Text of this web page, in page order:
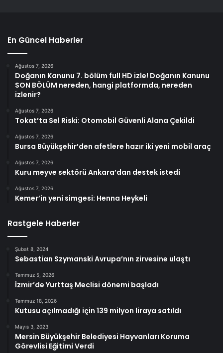
En Güncel Haberler
Ağustos 7, 2026
Doğanın Kanunu 7. bölüm full HD izle! Doğanın Kanunu
SON BÖLÜM nereden, hangi platformda, nereden
izlenir?
Ağustos 7, 2026
Tokat’ta Sel Riski: Otomobil Güvenli Alana Çekildi
Ağustos 7, 2026
Bursa Büyükşehir’den afetlere hazır iki yeni mobil araç
Ağustos 7, 2026
Kuru meyve sektörü Ankara’dan destek istedi
Ağustos 7, 2026
Kemer’in yeni simgesi: Henna Heykeli
Rastgele Haberler
Şubat 8, 2024
Sebastian Szymanski Avrupa’nın zirvesine ulaştı
Temmuz 5, 2026
İzmir’de Yurttaş Meclisi dönemi başladı
Temmuz 18, 2026
Kutusu açılmadığı için 139 milyon liraya satıldı
Mayıs 3, 2023
Mersin Büyükşehir Belediyesi Hayvanları Koruma
Görevlisi Eğitimi Verdi